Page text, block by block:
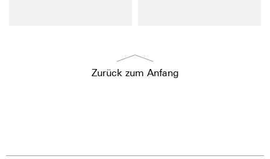
Zurück zum Anfang